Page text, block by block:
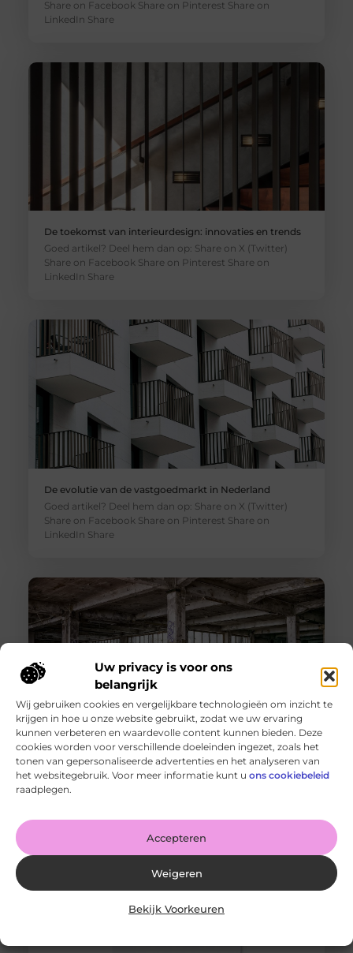
Uw privacy is voor ons
belangrijk
Wij gebruiken cookies en vergelijkbare technologieën om inzicht te
krijgen in hoe u onze website gebruikt, zodat we uw ervaring
kunnen verbeteren en waardevolle content kunnen bieden. Deze
cookies worden voor verschillende doeleinden ingezet, zoals het
tonen van gepersonaliseerde advertenties en het analyseren van
het websitegebruik. Voor meer informatie kunt u ons cookiebeleid
raadplegen.
Accepteren
Weigeren
Bekijk Voorkeuren
Share on Facebook Share on Pinterest Share on
LinkedIn Share
De toekomst van interieurdesign: innovaties en trends
Goed artikel? Deel hem dan op: Share on X (Twitter)
Share on Facebook Share on Pinterest Share on
LinkedIn Share
De evolutie van de vastgoedmarkt in Nederland
Goed artikel? Deel hem dan op: Share on X (Twitter)
Share on Facebook Share on Pinterest Share on
LinkedIn Share
Snelle gids voor het kiezen van de perfecte tegel voor
jouw ruimte
Goed artikel? Deel hem dan op: Share on X (Twitter)
Share on Facebook Share on Pinterest Share on